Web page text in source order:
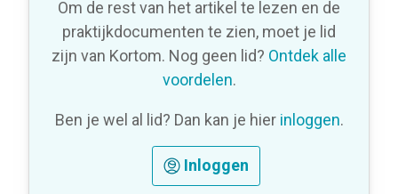
Om de rest van het artikel te lezen en de
praktijkdocumenten te zien, moet je lid
zijn van Kortom. Nog geen lid? Ontdek alle
voordelen.
Ben je wel al lid? Dan kan je hier inloggen.
Inloggen